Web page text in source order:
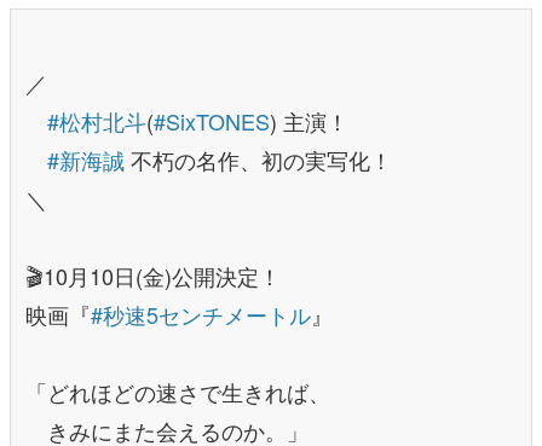
／
#松村北斗(#SixTONES) 主演！
#新海誠不朽の名作、初の実写化！
＼
🎬10月10日(金)公開決定！
映画『#秒速5センチメートル』
「どれほどの速さで生きれば、
きみにまた会えるのか。」